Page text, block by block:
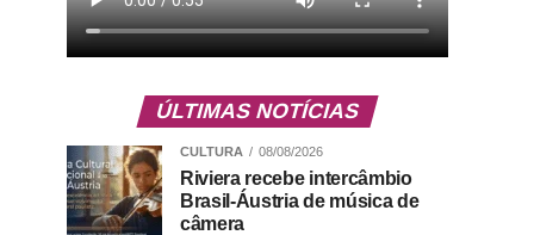
ÚLTIMAS NOTÍCIAS
CULTURA 08/08/2026
Riviera recebe intercâmbio
Brasil-Áustria de música de
câmera